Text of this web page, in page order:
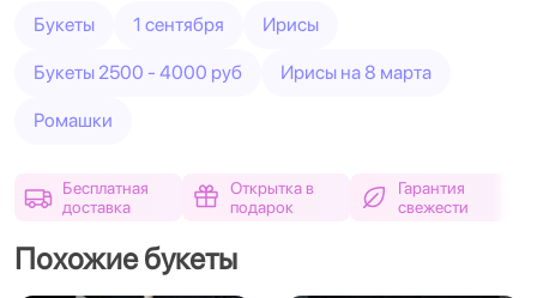
Букеты 1 сентября Ирисы
Букеты 2500 - 4000 руб Ирисы на 8 марта
Ромашки
Бесплатная
доставка
Открытка в
подарок
Гарантия
свежести
Похожие букеты